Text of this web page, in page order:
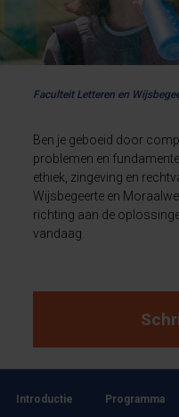
Faculteit Letteren en
Ben je geboeid door
problemen en
ethiek, zingeving en
Wijsbegeerte en
richting aan de
vandaag.
Introductie Programma